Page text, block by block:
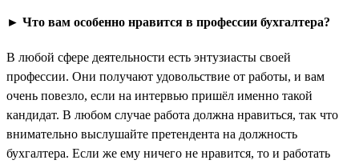
► Что вам особенно нравится в профессии бухгалтера?
В любой сфере деятельности есть энтузиасты своей
профессии. Они получают удовольствие от работы, и вам
очень повезло, если на интервью пришёл именно такой
кандидат. В любом случае работа должна нравиться, так что
внимательно выслушайте претендента на должность
бухгалтера. Если же ему ничего не нравится, то и работать